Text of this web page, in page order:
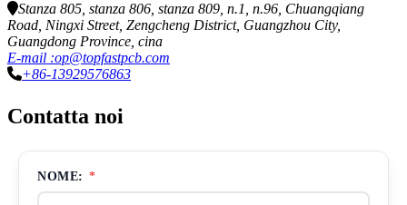
Stanza 805, stanza 806, stanza 809, n.1, n.96, Chuangqiang
Road, Ningxi Street, Zengcheng District, Guangzhou City,
Guangdong Province, cina
E-mail :op@topfastpcb.com
+86-13929576863
Contatta noi
NOME: *